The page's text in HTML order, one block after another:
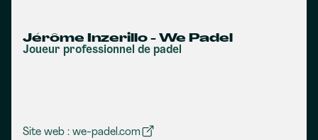
Jérôme Inzerillo - We Padel
Joueur professionnel de padel
Site web : we-padel.com